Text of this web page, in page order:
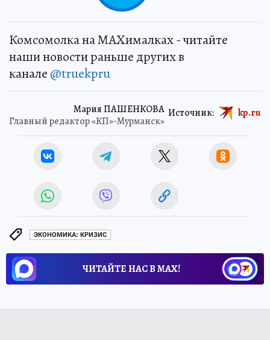
Комсомолка на MAXималках - читайте
наши новости раньше других в
канале @truekpru
Мария ПАШЕНКОВА
Главный редактор «КП»-Мурманск»
Источник: kp.ru
ЭКОНОМИКА: КРИЗИС
ЧИТАЙТЕ НАС В МАХ!